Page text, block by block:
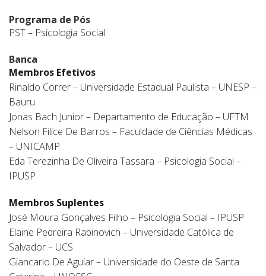
Programa de Pós
PST – Psicologia Social
Banca
Membros Efetivos
Rinaldo Correr – Universidade Estadual Paulista – UNESP –
Bauru
Jonas Bach Junior – Departamento de Educação – UFTM
Nelson Filice De Barros – Faculdade de Ciências Médicas
– UNICAMP
Eda Terezinha De Oliveira Tassara – Psicologia Social –
IPUSP
Membros Suplentes
José Moura Gonçalves Filho – Psicologia Social – IPUSP
Elaine Pedreira Rabinovich – Universidade Católica de
Salvador – UCS
Giancarlo De Aguiar – Universidade do Oeste de Santa